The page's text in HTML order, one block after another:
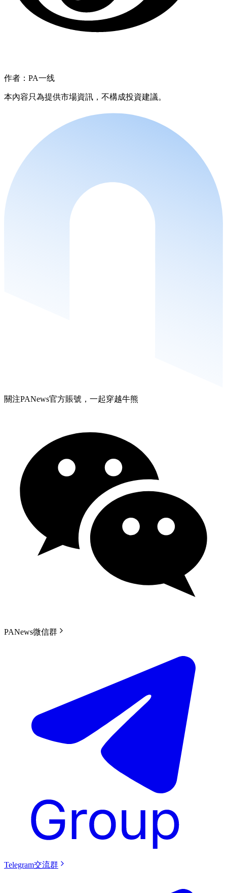
作者：PA一线
本內容只為提供市場資訊，不構成投資建議。
關注PANews官方賬號，一起穿越牛熊
PANews微信群
Telegram交流群